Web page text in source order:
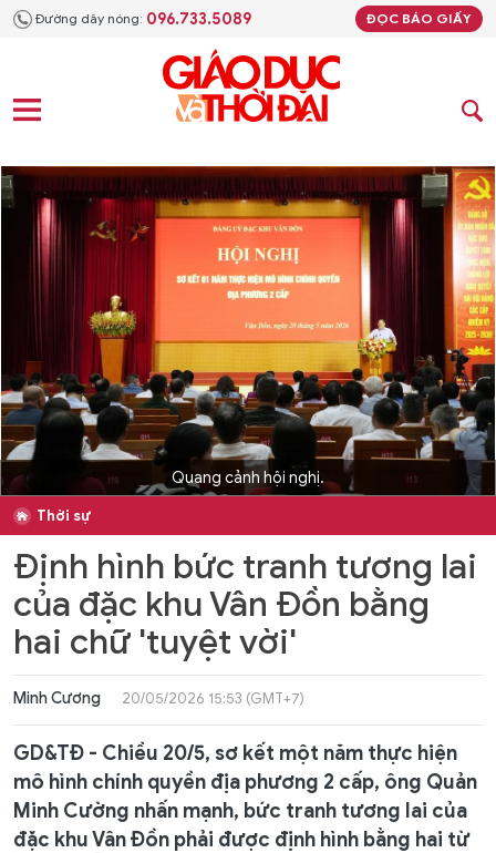
Đường dây nóng: 096.733.5089 ĐỌC BÁO GIẤY
Quang cảnh hội nghị.
Thời sự
Định hình bức tranh tương lai
của đặc khu Vân Đồn bằng
hai chữ 'tuyệt vời'
Minh Cương 20/05/2026 15:53 (GMT+7)
GD&TĐ - Chiều 20/5, sơ kết một năm thực hiện
mô hình chính quyền địa phương 2 cấp, ông Quản
Minh Cường nhấn mạnh, bức tranh tương lai của
đặc khu Vân Đồn phải được định hình bằng hai từ